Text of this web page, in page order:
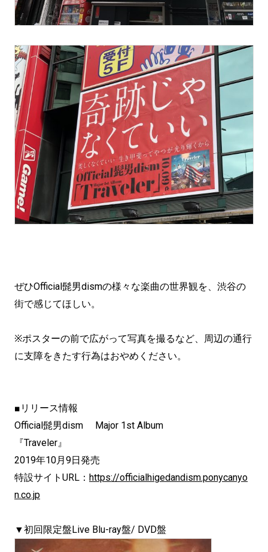
ぜひOfficial髭男dismの様々な楽曲の世界観を、渋谷の
街で感じてほしい。
※ポスターの前で広がって写真を撮るなど、周辺の通行
に支障をきたす行為はおやめください。
■リリース情報
Official髭男dism Major 1st Album
『Traveler』
2019年10月9日発売
特設サイトURL： https://officialhigedandism.ponycanyo
n.co.jp
▼初回限定盤Live Blu-ray盤/ DVD盤